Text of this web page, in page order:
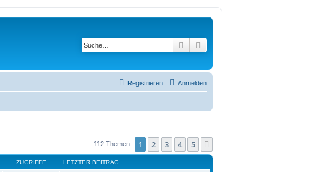
Suche
Anmelden
Registrieren
112 Themen 1 2 3 4 5
ZUGRIFFE LETZTER BEITRAG